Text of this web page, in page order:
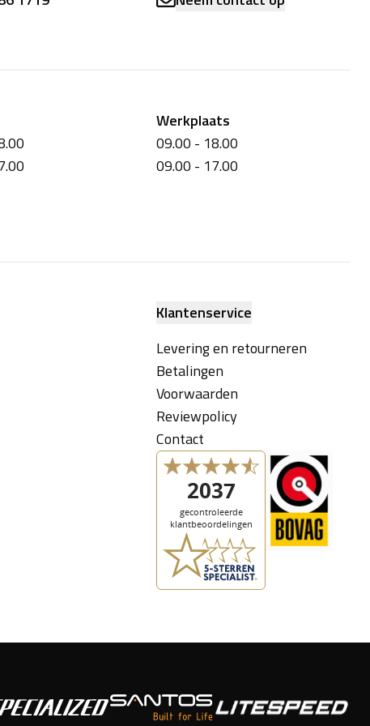
Werkplaats
09.00 - 18.00
09.00 - 17.00
Klantenservice
Levering en retourneren
Betalingen
Voorwaarden
Reviewpolicy
Contact